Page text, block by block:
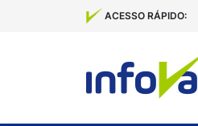
ACESSO RÁPIDO: